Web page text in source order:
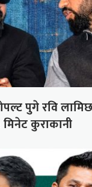
पुगे रवि
मिनेट कुराकानी